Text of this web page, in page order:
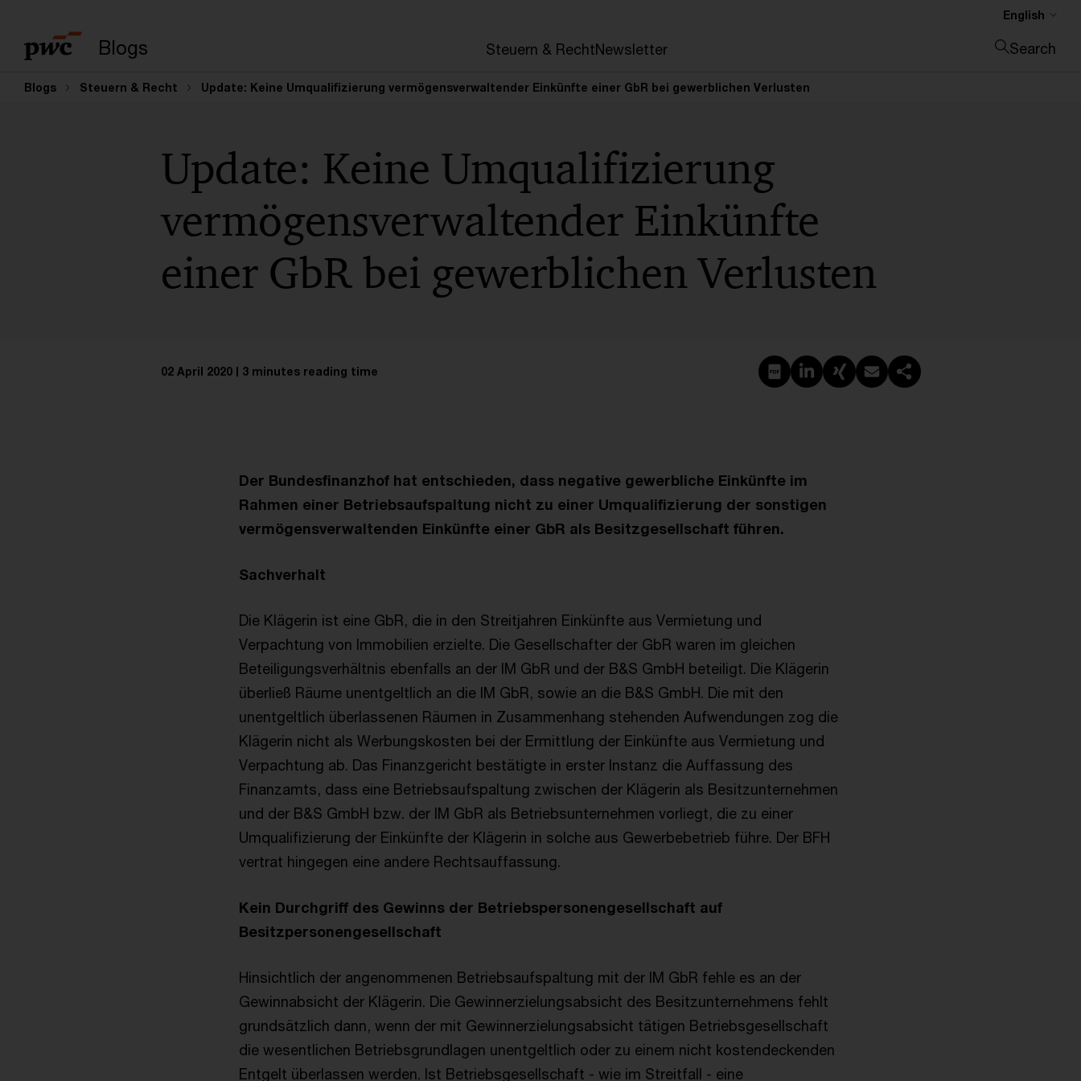
Blogs Steuern & RechtNewsletter
English
Search
Blogs Steuern & Recht Update: Keine Umqualifizierung vermögensverwaltender Einkünfte einer GbR bei gewerblichen Verlusten
Update: Keine Umqualifizierung
vermögensverwaltender Einkünfte
einer GbR bei gewerblichen Verlusten
02 April 2020 3 minutes reading time Create PDF
Share on LinkedIn
Share on Xing
Share via email
Copy link
Der Bundesfinanzhof hat entschieden, dass negative gewerbliche Einkünfte im
Rahmen einer Betriebsaufspaltung nicht zu einer Umqualifizierung der sonstigen
vermögensverwaltenden Einkünfte einer GbR als Besitzgesellschaft führen.
Sachverhalt
Die Klägerin ist eine GbR, die in den Streitjahren Einkünfte aus Vermietung und
Verpachtung von Immobilien erzielte. Die Gesellschafter der GbR waren im gleichen
Beteiligungsverhältnis ebenfalls an der IM GbR und der B&S GmbH beteiligt. Die Klägerin
überließ Räume unentgeltlich an die IM GbR, sowie an die B&S GmbH. Die mit den
unentgeltlich überlassenen Räumen in Zusammenhang stehenden Aufwendungen zog die
Klägerin nicht als Werbungskosten bei der Ermittlung der Einkünfte aus Vermietung und
Verpachtung ab. Das Finanzgericht bestätigte in erster Instanz die Auffassung des
Finanzamts, dass eine Betriebsaufspaltung zwischen der Klägerin als Besitzunternehmen
und der B&S GmbH bzw. der IM GbR als Betriebsunternehmen vorliegt, die zu einer
Umqualifizierung der Einkünfte der Klägerin in solche aus Gewerbebetrieb führe. Der BFH
vertrat hingegen eine andere Rechtsauffassung.
Kein Durchgriff des Gewinns der Betriebspersonengesellschaft auf
Besitzpersonengesellschaft
Hinsichtlich der angenommenen Betriebsaufspaltung mit der IM GbR fehle es an der
Gewinnabsicht der Klägerin. Die Gewinnerzielungsabsicht des Besitzunternehmens fehlt
grundsätzlich dann, wenn der mit Gewinnerzielungsabsicht tätigen Betriebsgesellschaft
die wesentlichen Betriebsgrundlagen unentgeltlich oder zu einem nicht kostendeckenden
Entgelt überlassen werden. Ist Betriebsgesellschaft - wie im Streitfall - eine